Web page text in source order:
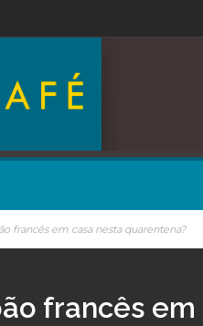
francês em casa nesta quarentena?
francês